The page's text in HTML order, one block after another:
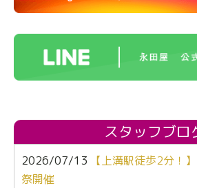
スタッフブロ
2026/07/13
【上溝駅徒歩2分！
祭開催